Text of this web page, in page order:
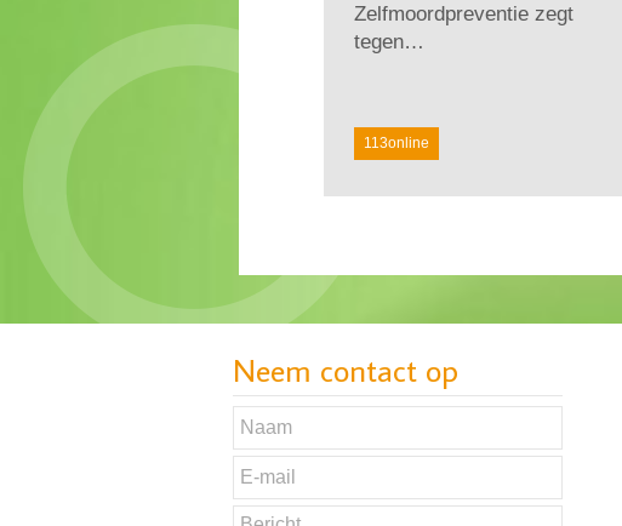
Zelfmoordpreventie zegt
tegen…
113online
Neem contact op